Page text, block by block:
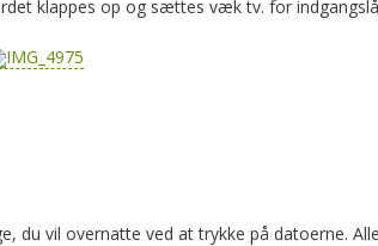
klappes op og sættes væk tv. for
du vil overnatte ved at trykke på datoerne.